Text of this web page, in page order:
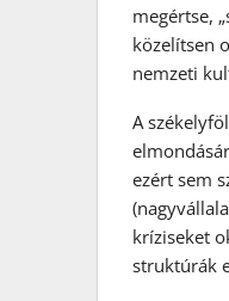
megértse,
közelítsen
nemzeti
A
ezért sem
kríziseket
struktúrák